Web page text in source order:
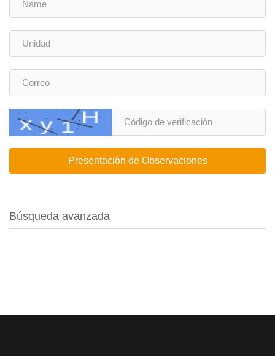
Presentación de Observaciones
Búsqueda avanzada